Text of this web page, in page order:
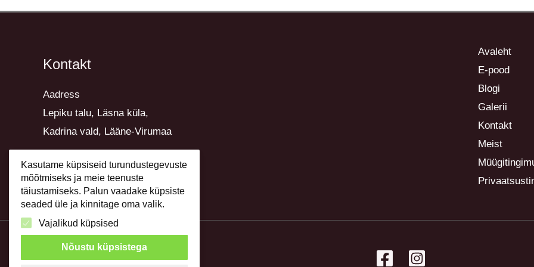
Kontakt
Aadress
Lepiku talu, Läsna küla,
Kadrina vald, Lääne-Virumaa
E-post krista@lillekirg.ee
Telefon +372 51 50 732
Avaleht
E-pood
Blogi
Galerii
Kontakt
Meist
Kasutame küpsiseid turundustegevuste
mõõtmiseks ja meie teenuste
täiustamiseks. Palun vaadake küpsiste
seaded üle ja kinnitage oma valik.
Vajalikud küpsised
Nõustu küpsistega